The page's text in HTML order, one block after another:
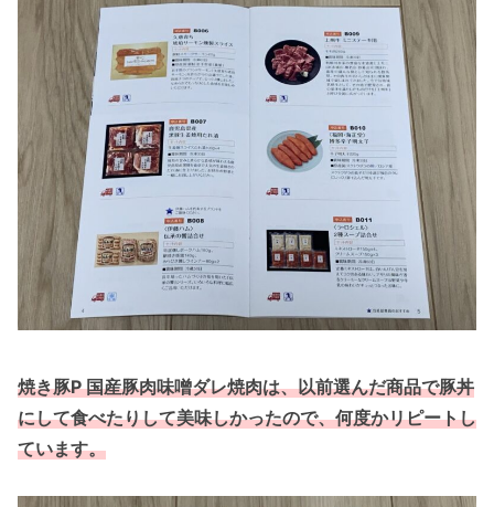
焼き豚P 国産豚肉味噌ダレ焼肉は、以前選んだ商品で豚丼
にして食べたりして美味しかったので、何度かリピートし
ています。